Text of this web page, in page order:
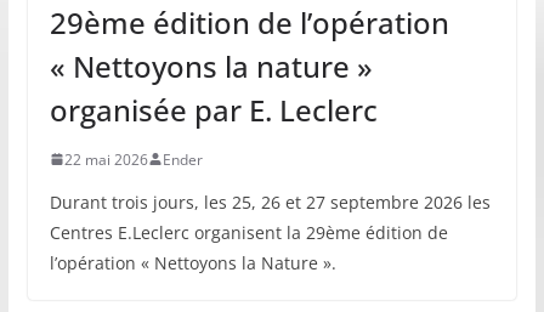
29ème édition de l’opération
« Nettoyons la nature »
organisée par E. Leclerc
22 mai 2026 Ender
Durant trois jours, les 25, 26 et 27 septembre 2026 les
Centres E.Leclerc organisent la 29ème édition de
l’opération « Nettoyons la Nature ».